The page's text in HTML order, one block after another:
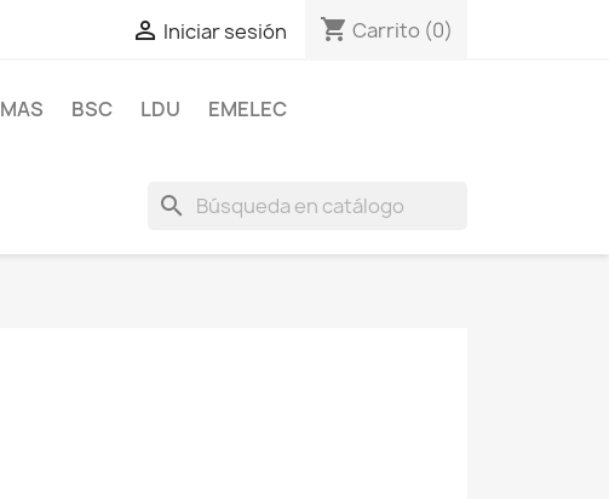
 Iniciar sesión shopping_cart Carrito (0)
MAS BSC LDU
EMELEC
search